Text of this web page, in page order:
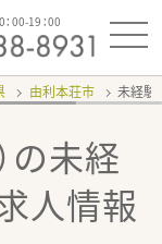
00-19：00
由利本荘市 未経
の未経
人情報